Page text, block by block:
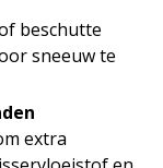
beschutte
sneeuw te
extra